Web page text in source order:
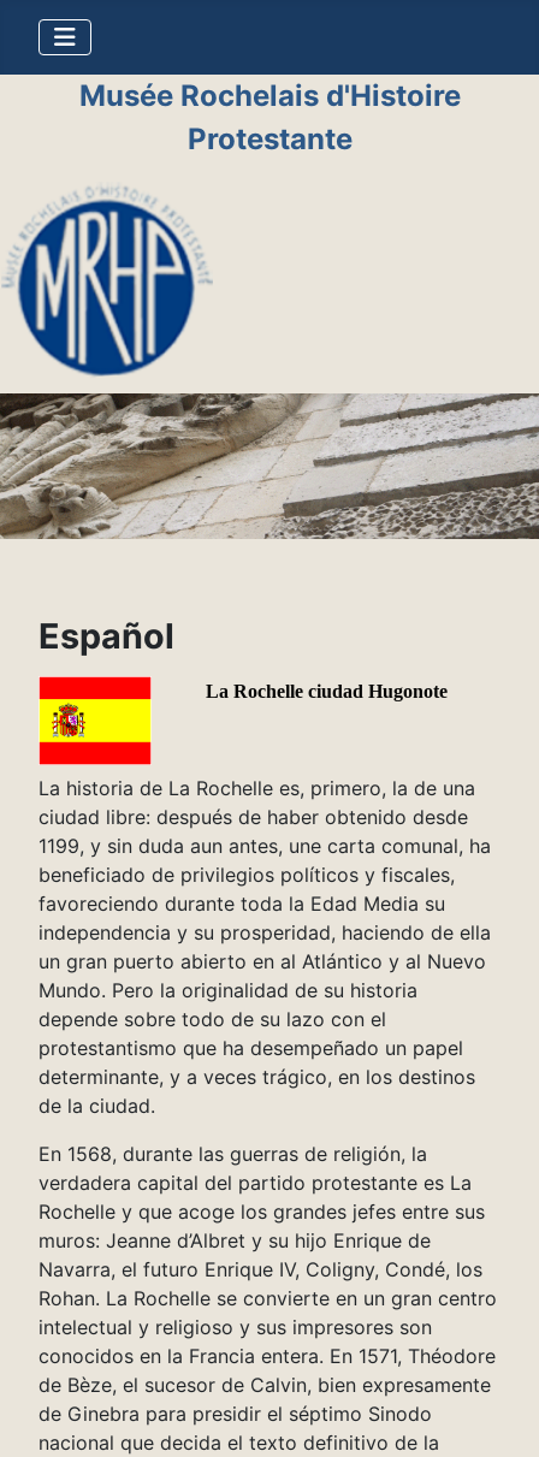
Musée Rochelais d'Histoire
Protestante
Español
La Rochelle ciudad Hugonote
La historia de La Rochelle es, primero, la de una
ciudad libre: después de haber obtenido desde
1199, y sin duda aun antes, une carta comunal, ha
beneficiado de privilegios políticos y fiscales,
favoreciendo durante toda la Edad Media su
independencia y su prosperidad, haciendo de ella
un gran puerto abierto en al Atlántico y al Nuevo
Mundo. Pero la originalidad de su historia
depende sobre todo de su lazo con el
protestantismo que ha desempeñado un papel
determinante, y a veces trágico, en los destinos
de la ciudad.
En 1568, durante las guerras de religión, la
verdadera capital del partido protestante es La
Rochelle y que acoge los grandes jefes entre sus
muros: Jeanne d’Albret y su hijo Enrique de
Navarra, el futuro Enrique IV, Coligny, Condé, los
Rohan. La Rochelle se convierte en un gran centro
intelectual y religioso y sus impresores son
conocidos en la Francia entera. En 1571, Théodore
de Bèze, el sucesor de Calvin, bien expresamente
de Ginebra para presidir el séptimo Sinodo
nacional que decida el texto definitivo de la